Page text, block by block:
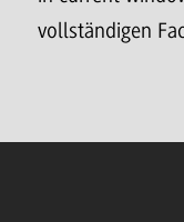
vollständigen